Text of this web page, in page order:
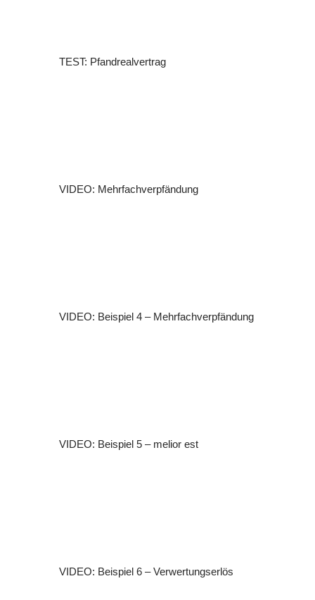
TEST: Pfandrealvertrag
VIDEO: Mehrfachverpfändung
VIDEO: Beispiel 4 – Mehrfachverpfändung
VIDEO: Beispiel 5 – melior est
VIDEO: Beispiel 6 – Verwertungserlös